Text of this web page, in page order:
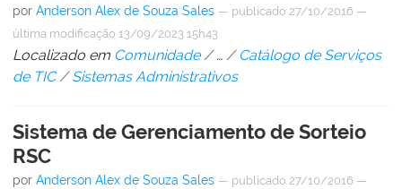
por Anderson Alex de Souza Sales — publicado 27/10/2016 —
última modificação 13/09/2023 15h43
Localizado em Comunidade /… / Catálogo de Serviços
de TIC /Sistemas Administrativos
Sistema de Gerenciamento de Sorteio
RSC
por Anderson Alex de Souza Sales — publicado 27/10/2016 —